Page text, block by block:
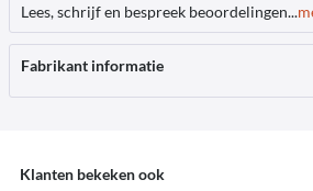
Lees, schrijf en bespreek beoordelingen...
Fabrikant informatie
Klanten bekeken ook